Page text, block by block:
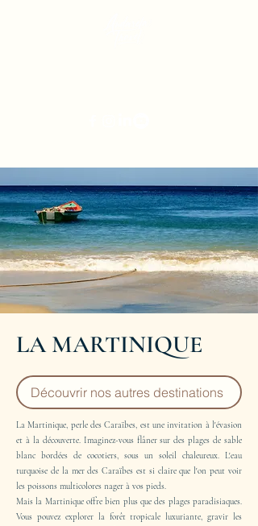
LA MARTINIQUE
Découvrir nos autres destinations
La Martinique, perle des Caraïbes, est une invitation à l'évasion
et à la découverte. Imaginez-vous flâner sur des plages de sable
blanc bordées de cocotiers, sous un soleil chaleureux. L'eau
turquoise de la mer des Caraïbes est si claire que l'on peut voir
les poissons multicolores nager à vos pieds.
Mais la Martinique offre bien plus que des plages paradisiaques.
Vous pouvez explorer la forêt tropicale luxuriante, gravir les